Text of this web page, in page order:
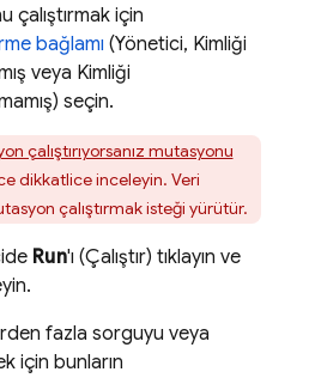
çalıştırmak için
bağlamı (Yönetici, Kimliği
veya Kimliği
seçin.
çalıştırıyorsanız mutasyonu
dikkatlice inceleyin. Veri
çalıştırmak isteği yürütür.
Run'ı (Çalıştır) tıklayın ve
fazla sorguyu veya
için bunların